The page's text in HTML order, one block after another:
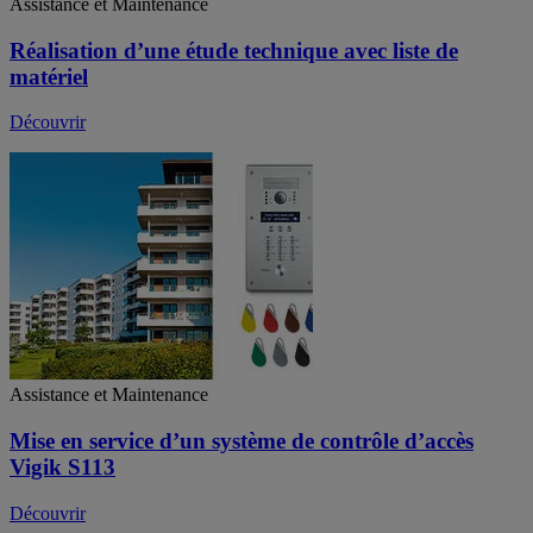
Assistance et Maintenance
Réalisation d’une étude technique avec liste de
matériel
Découvrir
Assistance et Maintenance
Mise en service d’un système de contrôle d’accès
Vigik S113
Découvrir